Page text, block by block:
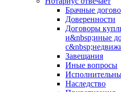
Брачные
Доверенности
Договоры
и&nbsp;иные
Завещания
Иные вопросы
Наследство